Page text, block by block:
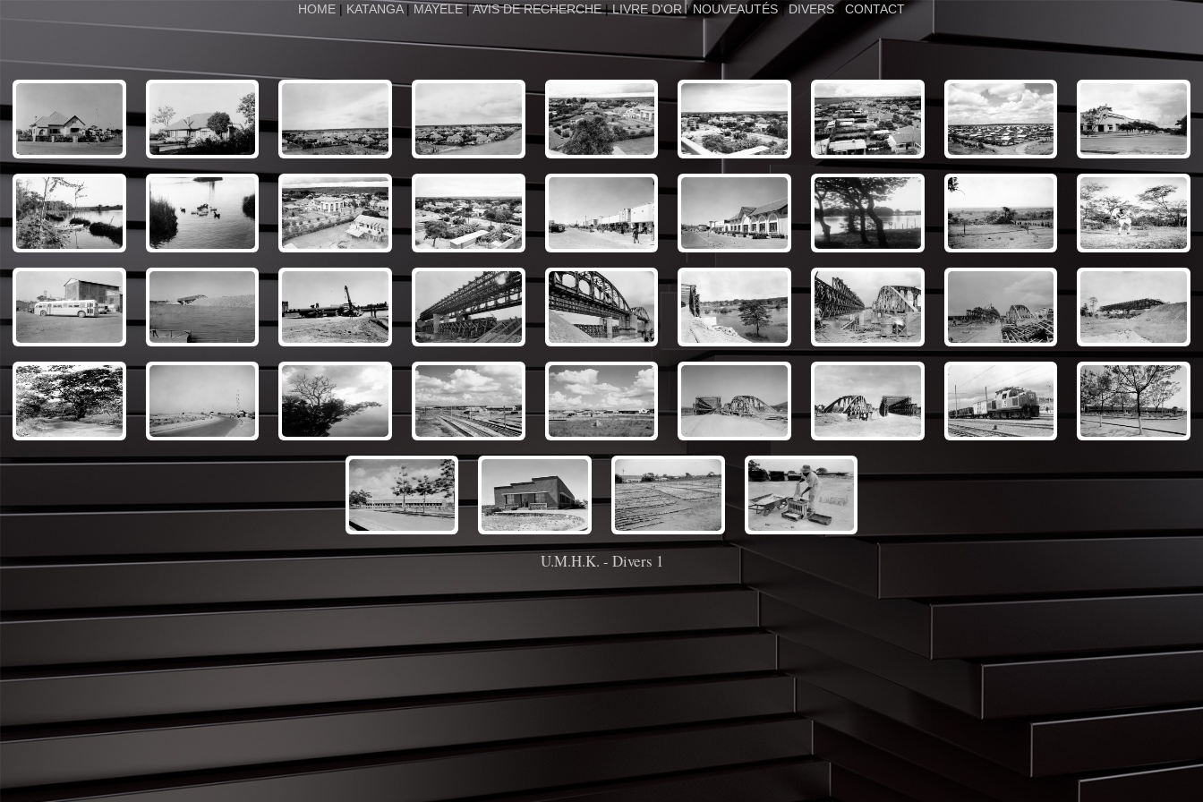
HOME | KATANGA| MAYELE|AVIS DE RECHERCHE|LIVRE D'OR |NOUVEAUTÉS |DIVERS| CONTACT
U.M.H.K. - Divers 1